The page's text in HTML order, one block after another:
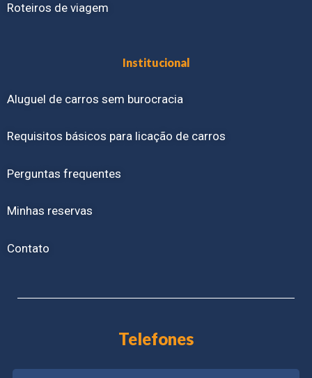
Roteiros de viagem
Institucional
Aluguel de carros sem burocracia
Requisitos básicos para licação de carros
Perguntas frequentes
Minhas reservas
Contato
Telefones